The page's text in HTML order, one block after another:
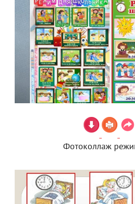
Фотоколлаж